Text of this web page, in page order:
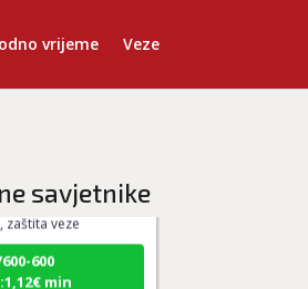
vrijeme Veze
savjetnike
zaštita veze
600
min